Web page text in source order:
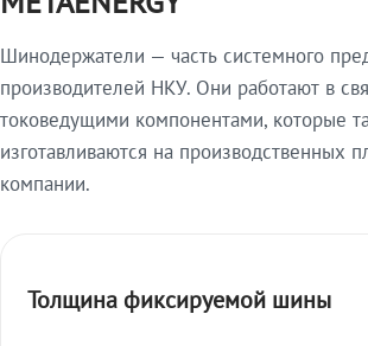
Шинодержатели — часть системного
производителей НКУ. Они работают в
токоведущими компонентами, которые
изготавливаются на производственных
компании.
Толщина фиксируемой шины